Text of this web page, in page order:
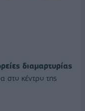
διαμαρτυρίας
στο κέντρο της